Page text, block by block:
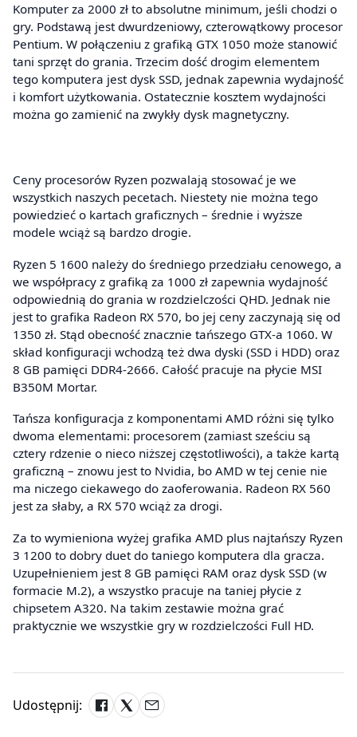
Komputer za 2000 zł to absolutne minimum, jeśli chodzi o
gry. Podstawą jest dwurdzeniowy, czterowątkowy procesor
Pentium. W połączeniu z grafiką GTX 1050 może stanowić
tani sprzęt do grania. Trzecim dość drogim elementem
tego komputera jest dysk SSD, jednak zapewnia wydajność
i komfort użytkowania. Ostatecznie kosztem wydajności
można go zamienić na zwykły dysk magnetyczny.
Ceny procesorów Ryzen pozwalają stosować je we
wszystkich naszych pecetach. Niestety nie można tego
powiedzieć o kartach graficznych – średnie i wyższe
modele wciąż są bardzo drogie.
Ryzen 5 1600 należy do średniego przedziału cenowego, a
we współpracy z grafiką za 1000 zł zapewnia wydajność
odpowiednią do grania w rozdzielczości QHD. Jednak nie
jest to grafika Radeon RX 570, bo jej ceny zaczynają się od
1350 zł. Stąd obecność znacznie tańszego GTX-a 1060. W
skład konfiguracji wchodzą też dwa dyski (SSD i HDD) oraz
8 GB pamięci DDR4-2666. Całość pracuje na płycie MSI
B350M Mortar.
Tańsza konfiguracja z komponentami AMD różni się tylko
dwoma elementami: procesorem (zamiast sześciu są
cztery rdzenie o nieco niższej częstotliwości), a także kartą
graficzną – znowu jest to Nvidia, bo AMD w tej cenie nie
ma niczego ciekawego do zaoferowania. Radeon RX 560
jest za słaby, a RX 570 wciąż za drogi.
Za to wymieniona wyżej grafika AMD plus najtańszy Ryzen
3 1200 to dobry duet do taniego komputera dla gracza.
Uzupełnieniem jest 8 GB pamięci RAM oraz dysk SSD (w
formacie M.2), a wszystko pracuje na taniej płycie z
chipsetem A320. Na takim zestawie można grać
praktycznie we wszystkie gry w rozdzielczości Full HD.
Udostępnij: